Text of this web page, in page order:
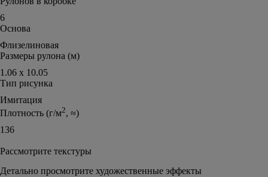
6
Основа
Флизелиновая
Размеры рулона (м)
1.06 х 10.05
Тип рисунка
Имитация
Плотность (г/м2, ≈)
136
Рассмотрите текстуры
Детально просмотрите художественные эффекты